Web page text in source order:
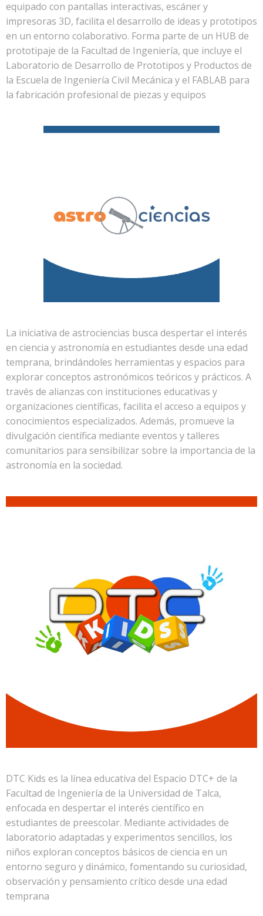
equipado con pantallas interactivas, escáner y
impresoras 3D, facilita el desarrollo de ideas y prototipos
en un entorno colaborativo. Forma parte de un HUB de
prototipaje de la Facultad de Ingeniería, que incluye el
Laboratorio de Desarrollo de Prototipos y Productos de
la Escuela de Ingeniería Civil Mecánica y el FABLAB para
la fabricación profesional de piezas y equipos
La iniciativa de astrociencias busca despertar el interés
en ciencia y astronomía en estudiantes desde una edad
temprana, brindándoles herramientas y espacios para
explorar conceptos astronómicos teóricos y prácticos. A
través de alianzas con instituciones educativas y
organizaciones científicas, facilita el acceso a equipos y
conocimientos especializados. Además, promueve la
divulgación científica mediante eventos y talleres
comunitarios para sensibilizar sobre la importancia de la
astronomía en la sociedad.
DTC Kids es la línea educativa del Espacio DTC+ de la
Facultad de Ingeniería de la Universidad de Talca,
enfocada en despertar el interés científico en
estudiantes de preescolar. Mediante actividades de
laboratorio adaptadas y experimentos sencillos, los
niños exploran conceptos básicos de ciencia en un
entorno seguro y dinámico, fomentando su curiosidad,
observación y pensamiento crítico desde una edad
temprana